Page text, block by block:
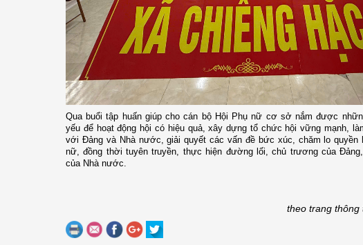
Qua buổi tập huấn giúp cho cán bộ Hội Phụ nữ cơ sở nắm được
yếu để hoạt động hội có hiệu quả, xây dựng tổ chức hội vững mạnh,
với Đảng và Nhà nước, giải quyết các vấn đề bức xúc, chăm lo quyền
nữ, đồng thời tuyên truyền, thực hiện đường lối, chủ trương của
của Nhà nước.
theo trang thông